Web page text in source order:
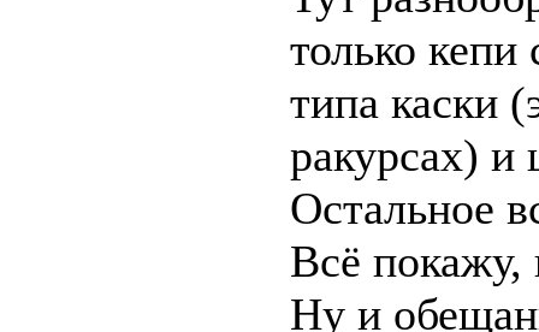
только
типа каски
ракурсах) и
Остальное
Всё покажу,
Ну и